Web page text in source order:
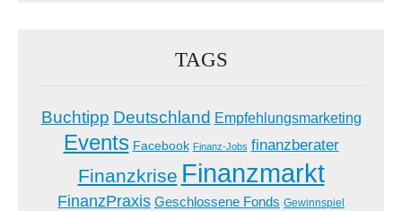
TAGS
Buchtipp Deutschland Empfehlungsmarketing
Events Facebook Finanz-Jobs finanzberater
Finanzkrise Finanzmarkt
FinanzPraxis Geschlossene Fonds Gewinnspiel